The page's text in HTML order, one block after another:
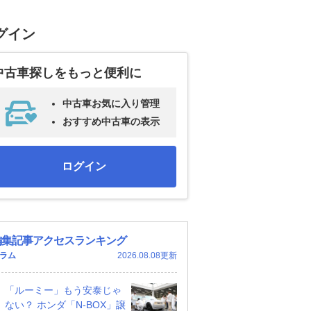
イン
古車探しをもっと便利に
中古車お気に入り管理
おすすめ中古車の表示
ログイン
記事アクセスランキング
ム 2026.08.08更新
「ルーミー」もう安泰じゃ
ない？ ホンダ「N-BOX」譲